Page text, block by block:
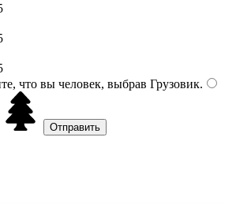
что вы человек, выбрав Грузовик.